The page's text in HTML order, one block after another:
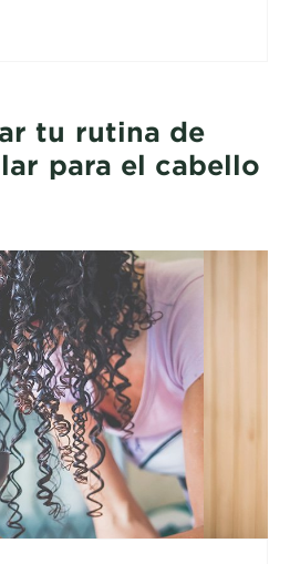
tu rutina de
para el cabello